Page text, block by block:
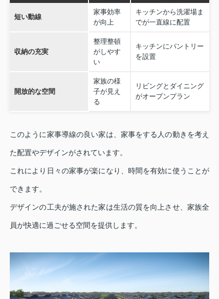
短い動線
家事効率
が向上
キッチンから洗濯場ま
でが一直線に配置
収納の充実
整理整頓
がしやす
い
キッチンにパントリー
を設置
開放的な空間
家族の様
子が見え
る
リビングとダイニング
がオープンプラン
このように家事導線の良い家は、家事をする人の動きを考え
た配置やデザインがされています。
これにより日々の家事が楽になり、時間を有効に使うことが
できます。
デザインの工夫が施された家は生活の質を向上させ、家族全
員が快適に過ごせる空間を提供します。